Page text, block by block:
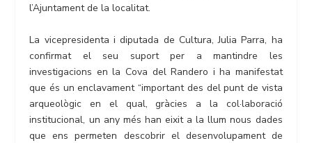
l’Ajuntament de la localitat.
La vicepresidenta i diputada de Cultura, Julia Parra, ha
confirmat el seu suport per a mantindre les
investigacions en la Cova del Randero i ha manifestat
que és un enclavament “important des del punt de vista
arqueològic en el qual, gràcies a la col·laboració
institucional, un any més han eixit a la llum nous dades
que ens permeten descobrir el desenvolupament de